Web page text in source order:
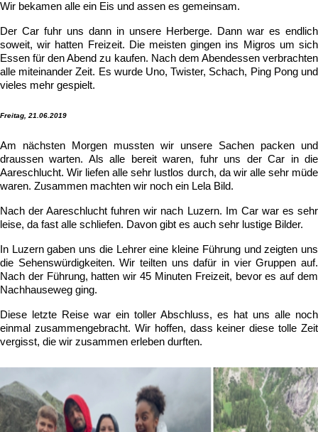
Wir bekamen alle ein Eis und assen es gemeinsam.
Der Car fuhr uns dann in unsere Herberge. Dann war es endlich
soweit, wir hatten Freizeit. Die meisten gingen ins Migros um sich
Essen für den Abend zu kaufen. Nach dem Abendessen verbrachten
alle miteinander Zeit. Es wurde Uno, Twister, Schach, Ping Pong und
vieles mehr gespielt.
Freitag, 21.06.2019
Am nächsten Morgen mussten wir unsere Sachen packen und
draussen warten. Als alle bereit waren, fuhr uns der Car in die
Aareschlucht. Wir liefen alle sehr lustlos durch, da wir alle sehr müde
waren. Zusammen machten wir noch ein Lela Bild.
Nach der Aareschlucht fuhren wir nach Luzern. Im Car war es sehr
leise, da fast alle schliefen. Davon gibt es auch sehr lustige Bilder.
In Luzern gaben uns die Lehrer eine kleine Führung und zeigten uns
die Sehenswürdigkeiten. Wir teilten uns dafür in vier Gruppen auf.
Nach der Führung, hatten wir 45 Minuten Freizeit, bevor es auf dem
Nachhauseweg ging.
Diese letzte Reise war ein toller Abschluss, es hat uns alle noch
einmal zusammengebracht. Wir hoffen, dass keiner diese tolle Zeit
vergisst, die wir zusammen erleben durften.